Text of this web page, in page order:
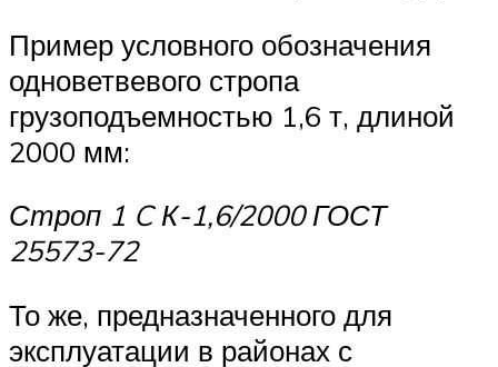
Пример условного обозначения
одноветвевого стропа
грузоподъемностью 1,6 т, длиной
2000 мм:
Строп 1 CК-1,6/2000 ГОСТ
25573-72
То же, предназначенного для
эксплуатации в районах с